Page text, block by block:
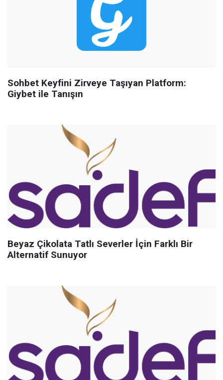
Sohbet Keyfini Zirveye Taşıyan Platform:
Giybet ile Tanışın
Beyaz Çikolata Tatlı Severler İçin Farklı Bir
Alternatif Sunuyor